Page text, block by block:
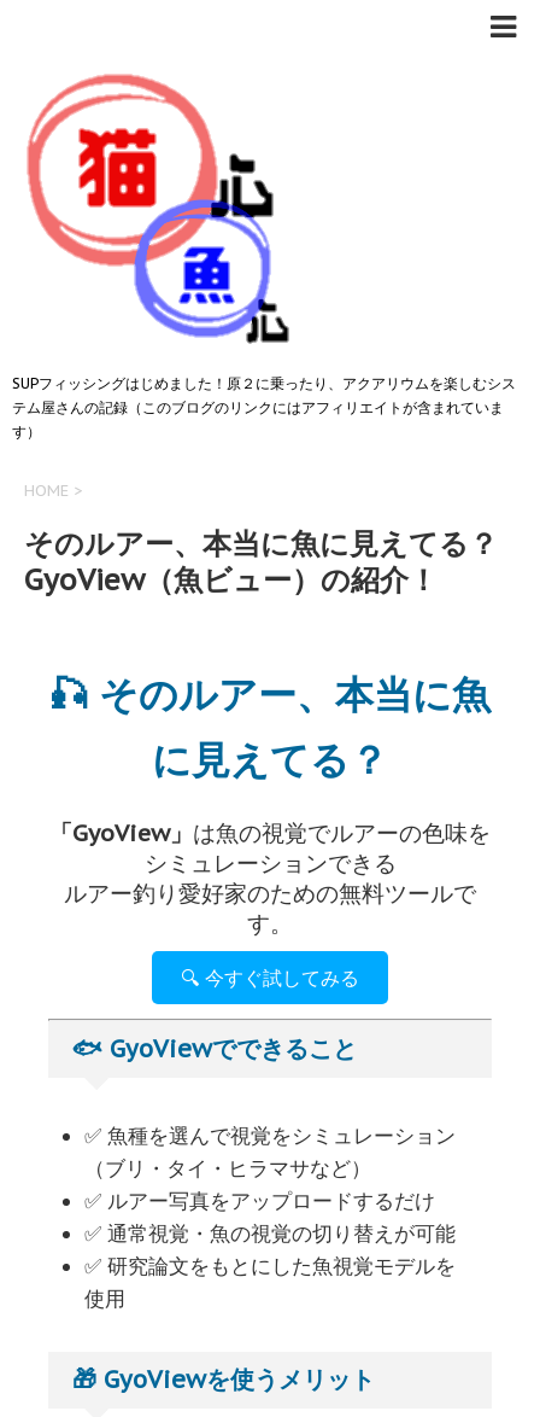
SUPフィッシングはじめました！原２に乗ったり、アクアリウムを楽しむシス
テム屋さんの記録（このブログのリンクにはアフィリエイトが含まれていま
す）
HOME >
そのルアー、本当に魚に見えてる？
GyoView（魚ビュー）の紹介！
🎣 そのルアー、本当に魚
に見えてる？
「GyoView」 は魚の視覚でルアーの色味を
シミュレーションできる
ルアー釣り愛好家のための無料ツールで
す。
🔍 今すぐ試してみる
🐟 GyoViewでできること
✅ 魚種を選んで視覚をシミュレーション
（ブリ・タイ・ヒラマサなど）
✅ ルアー写真をアップロードするだけ
✅ 通常視覚・魚の視覚の切り替えが可能
✅ 研究論文をもとにした魚視覚モデルを
使用
🎁 GyoViewを使うメリット